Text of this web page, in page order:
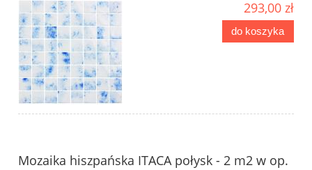
293,00 zł
do koszyka
Mozaika hiszpańska ITACA połysk - 2 m2 w op.